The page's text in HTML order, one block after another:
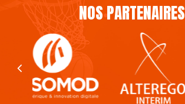
NOS PARTENAIRES